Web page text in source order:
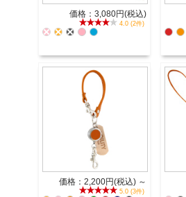
価格：3,080円(税込)
4.0 (2件)
価格：2,200円(税込) ～
5.0 (3件)